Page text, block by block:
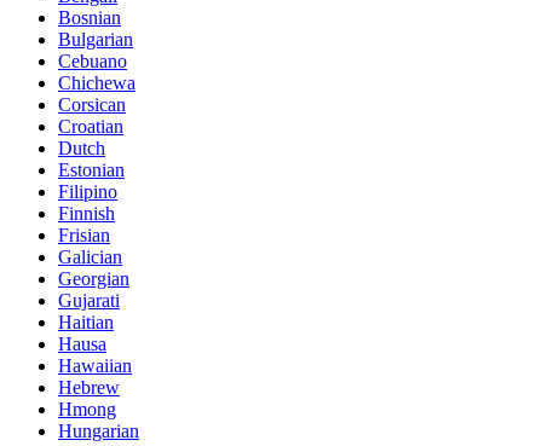
Bosnian
Bulgarian
Cebuano
Chichewa
Corsican
Croatian
Dutch
Estonian
Filipino
Finnish
Frisian
Galician
Georgian
Gujarati
Haitian
Hausa
Hawaiian
Hebrew
Hmong
Hungarian